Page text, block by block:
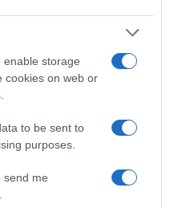
enable storage
cookies on web or
to be sent to
purposes.
send me
και οι
διαρκούν
αναιρούν τα